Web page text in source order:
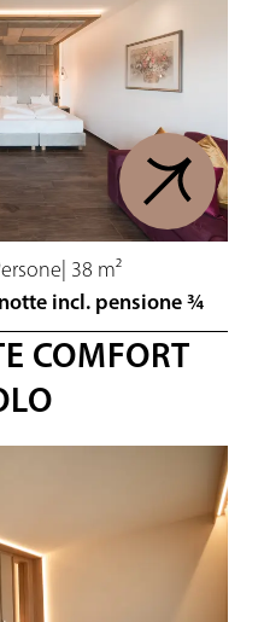
38 m²
incl. pensione ¾
COMFORT